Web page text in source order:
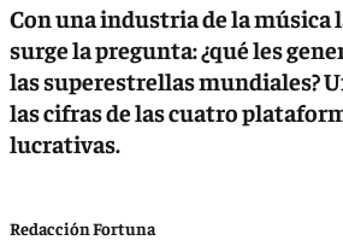
Con una industria de la música
surge la pregunta: ¿qué les
las superestrellas mundiales?
las cifras de las cuatro
lucrativas.
Redacción Fortuna